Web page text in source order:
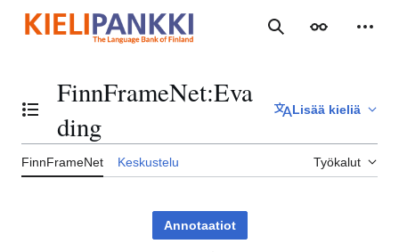
sisältöön
Haku Ulkoasu
Vaihda sisällysluettelo
FinnFrameNet:Eva
ding
Lisää kieliä
FinnFrameNet Keskustelu Työkalut
Annotaatiot